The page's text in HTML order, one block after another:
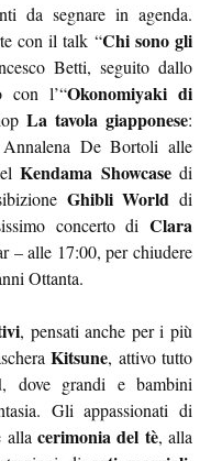
da segnare in agenda.
con il talk “Chi sono gli
Betti, seguito dallo
con l’“Okonomiyaki di
La tavola giapponese:
De Bortoli alle
Kendama Showcasedi
Ghibli World di
concerto di Clara
– alle 17:00, per chiudere
Ottanta.
, pensati anche per i più
Kitsune, attivo tutto
, dove grandi e bambini
Gli appassionati di
alla cerimonia del tè, alla